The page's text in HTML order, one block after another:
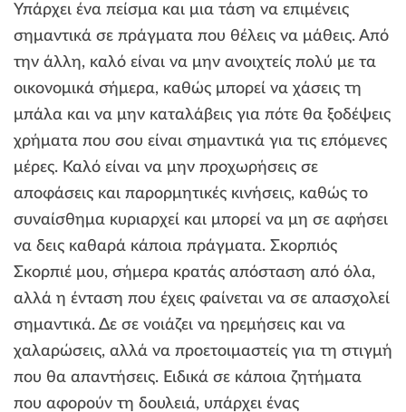
Υπάρχει ένα πείσμα και μια τάση να επιμένεις
σημαντικά σε πράγματα που θέλεις να μάθεις. Από
την άλλη, καλό είναι να μην ανοιχτείς πολύ με τα
οικονομικά σήμερα, καθώς μπορεί να χάσεις τη
μπάλα και να μην καταλάβεις για πότε θα ξοδέψεις
χρήματα που σου είναι σημαντικά για τις επόμενες
μέρες. Καλό είναι να μην προχωρήσεις σε
αποφάσεις και παρορμητικές κινήσεις, καθώς το
συναίσθημα κυριαρχεί και μπορεί να μη σε αφήσει
να δεις καθαρά κάποια πράγματα. Σκορπιός
Σκορπιέ μου, σήμερα κρατάς απόσταση από όλα,
αλλά η ένταση που έχεις φαίνεται να σε απασχολεί
σημαντικά. Δε σε νοιάζει να ηρεμήσεις και να
χαλαρώσεις, αλλά να προετοιμαστείς για τη στιγμή
που θα απαντήσεις. Ειδικά σε κάποια ζητήματα
που αφορούν τη δουλειά, υπάρχει ένας